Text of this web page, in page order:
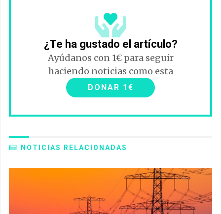
¿Te ha gustado el artículo?
Ayúdanos con 1€ para seguir
haciendo noticias como esta
DONAR 1€
NOTICIAS RELACIONADAS